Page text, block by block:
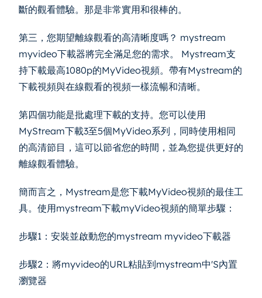
斷的觀看體驗。那是非常實用和很棒的。
第三，您期望離線觀看的高清晰度嗎？ mystream
myvideo下載器將完全滿足您的需求。 Mystream支
持下載最高1080p的MyVideo視頻。帶有Mystream的
下載視頻與在線觀看的視頻一樣流暢和清晰。
第四個功能是批處理下載的支持。您可以使用
MyStream下載3至5個MyVideo系列，同時使用相同
的高清節目，這可以節省您的時間，並為您提供更好的
離線觀看體驗。
簡而言之，Mystream是您下載MyVideo視頻的最佳工
具。使用mystream下載myVideo視頻的簡單步驟：
步驟1：安裝並啟動您的mystream myvideo下載器
步驟2：將myvideo的URL粘貼到mystream中'S內置
瀏覽器